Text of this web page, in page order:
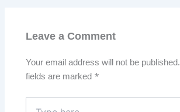
Leave a Comment
Your email address will not be published.
fields are marked *